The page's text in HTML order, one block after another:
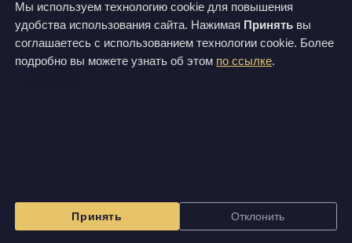
Мы используем технологию cookie для повышения
удобства использования сайта. Нажимая Принять вы
соглашаетесь с использованием технологии cookie. Более
подробно вы можете узнать об этом по ссылке.
Принять Отклонить
оформлением заказа будут заниматься наши партнеры.